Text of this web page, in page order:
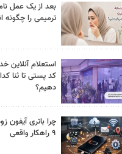
بعد از یک عمل
ترمیمی را چگونه
استعلام آنلاین
کد پستی تا ثنا
دهیم؟
چرا باتری آیفون
۹ راهکار واقعی